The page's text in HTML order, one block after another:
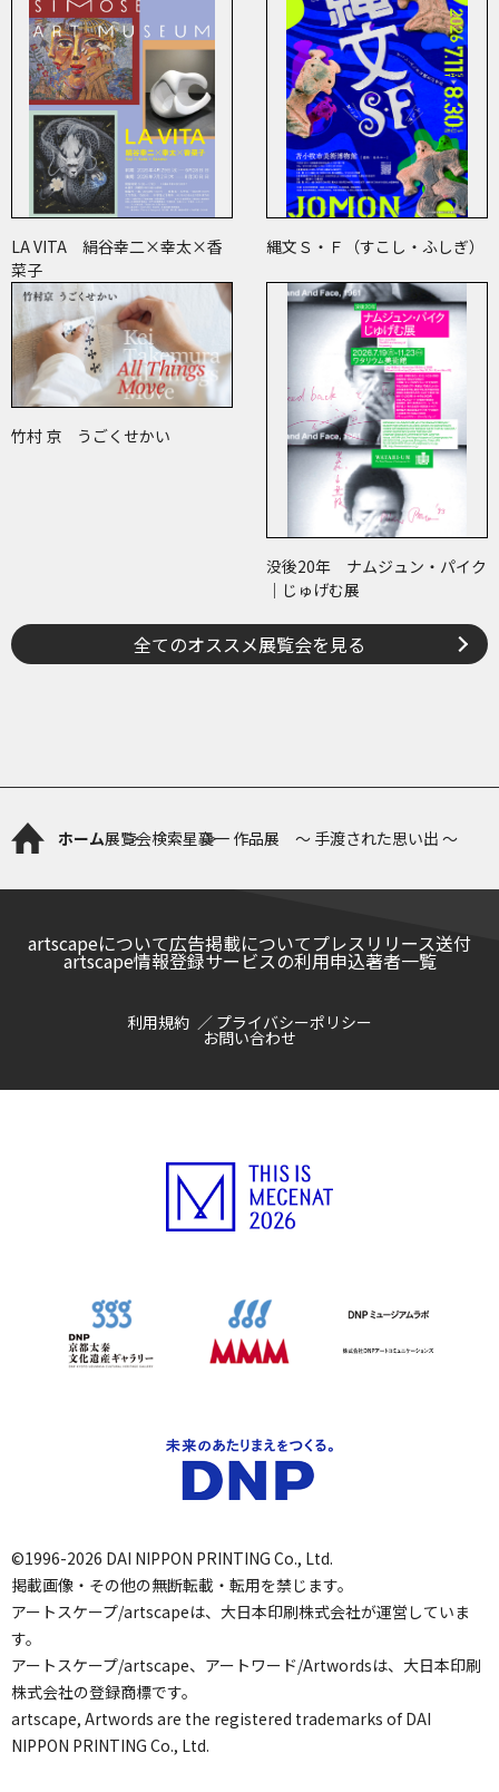
LA VITA 絹谷幸二×幸太×香
菜子
縄文Ｓ・Ｆ（すこし・ふしぎ）
竹村 京 うごくせかい
没後20年 ナムジュン・パイク
｜じゅげむ展
全てのオススメ展覧会を見る
ホーム展覧会検索星襄一 作品展 ～ 手渡された思い出 ～
artscapeについて広告掲載についてプレスリリース送付
artscape情報登録サービスの利用申込著者一覧
利用規約 プライバシーポリシー
お問い合わせ
©1996-2026 DAI NIPPON PRINTING Co., Ltd.
掲載画像・その他の無断転載・転用を禁じます。
アートスケープ/artscapeは、大日本印刷株式会社が運営していま
す。
アートスケープ/artscape、アートワード/Artwordsは、大日本印刷
株式会社の登録商標です。
artscape, Artwords are the registered trademarks of DAI
NIPPON PRINTING Co., Ltd.